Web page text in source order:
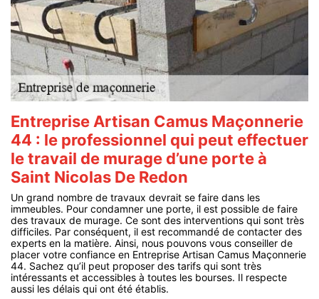
Entreprise Artisan Camus Maçonnerie
44 : le professionnel qui peut effectuer
le travail de murage d’une porte à
Saint Nicolas De Redon
Un grand nombre de travaux devrait se faire dans les
immeubles. Pour condamner une porte, il est possible de faire
des travaux de murage. Ce sont des interventions qui sont très
difficiles. Par conséquent, il est recommandé de contacter des
experts en la matière. Ainsi, nous pouvons vous conseiller de
placer votre confiance en Entreprise Artisan Camus Maçonnerie
44. Sachez qu’il peut proposer des tarifs qui sont très
intéressants et accessibles à toutes les bourses. Il respecte
aussi les délais qui ont été établis.